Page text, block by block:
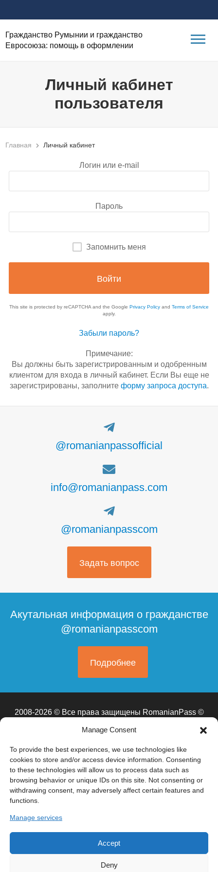
Manage Consent
To provide the best experiences, we use technologies like
cookies to store and/or access device information. Consenting
to these technologies will allow us to process data such as
browsing behavior or unique IDs on this site. Not consenting or
withdrawing consent, may adversely affect certain features and
functions.
Manage services
Accept
Deny
Гражданство Румынии и гражданство
Евросоюза: помощь в оформлении
Личный кабинет
пользователя
Главная Личный кабинет
Логин или e-mail
Пароль
Запомнить меня
This site is protected by reCAPTCHA and the Google Privacy Policy and Terms of Service
apply.
Забыли пароль?
Примечание:
Вы должны быть зарегистрированным и одобренным
клиентом для входа в личный кабинет. Если Вы еще не
зарегистрированы, заполните форму запроса доступа.
@romanianpassofficial
info@romanianpass.com
@romanianpasscom
Задать вопрос
Акутальная информация о гражданстве
@romanianpasscom
Подробнее
2008-2026 © Все права защищены RomanianPass ©
Работаем и проводим встречи в Бухаресте, Кишиневе,
ЗАО, СЗАО, ЗелАО), Санкт-Перербурге, Сочи
*RomanianPass
— это информационно-консультационная платформа.
Мы не являемся адвокатами и не оказываем юридических услуг в
смысле закона №51/1995. Мы не подаем документы от имени
гарантируем получение гражданства. Все решения принимает
соответствии с законом №21/1991.*Внимание:сайт находится в
процессе обновления и редактирования. Некоторые разделы могут
содержать устаревшие или неполные сведения. Актуальной
Администрация сайта не несёт ответственности за возможные